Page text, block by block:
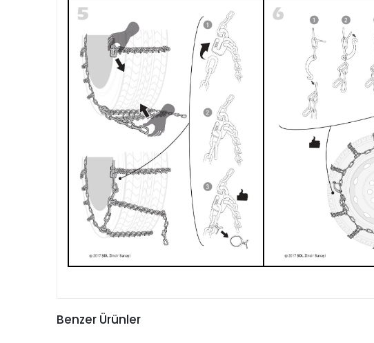
Benzer Ürünler